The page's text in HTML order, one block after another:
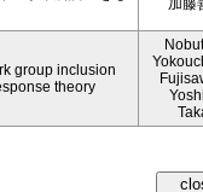
加藤
group inclusion
theory